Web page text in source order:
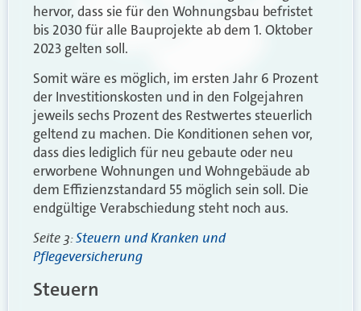
hervor, dass sie für den Wohnungsbau befristet
bis 2030 für alle Bauprojekte ab dem 1. Oktober
2023 gelten soll.
Somit wäre es möglich, im ersten Jahr 6 Prozent
der Investitionskosten und in den Folgejahren
jeweils sechs Prozent des Restwertes steuerlich
geltend zu machen. Die Konditionen sehen vor,
dass dies lediglich für neu gebaute oder neu
erworbene Wohnungen und Wohngebäude ab
dem Effizienzstandard 55 möglich sein soll. Die
endgültige Verabschiedung steht noch aus.
Seite 3:Steuern und Kranken und
Pflegeversicherung
Steuern